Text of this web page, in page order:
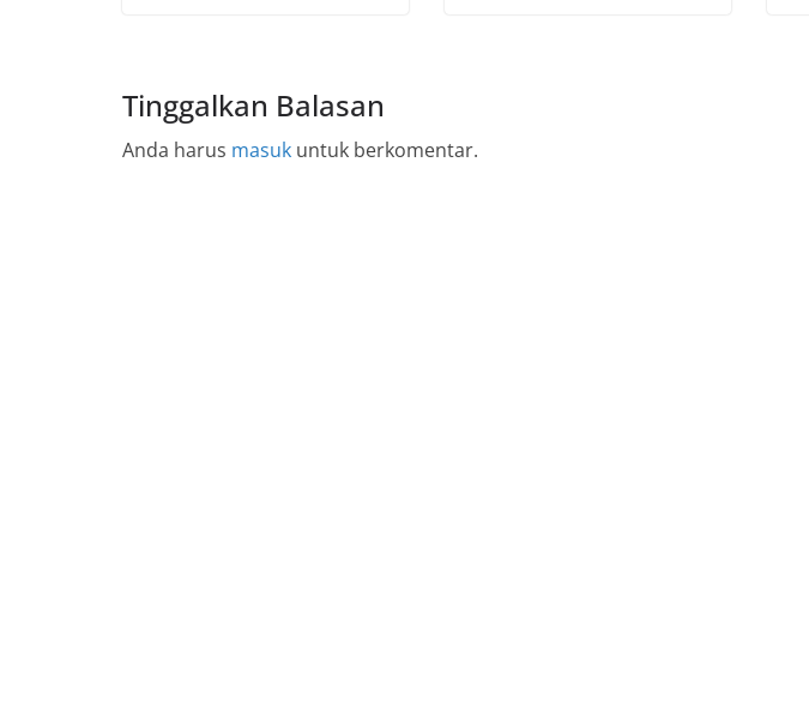
Tinggalkan Balasan
Anda harus masuk untuk berkomentar.